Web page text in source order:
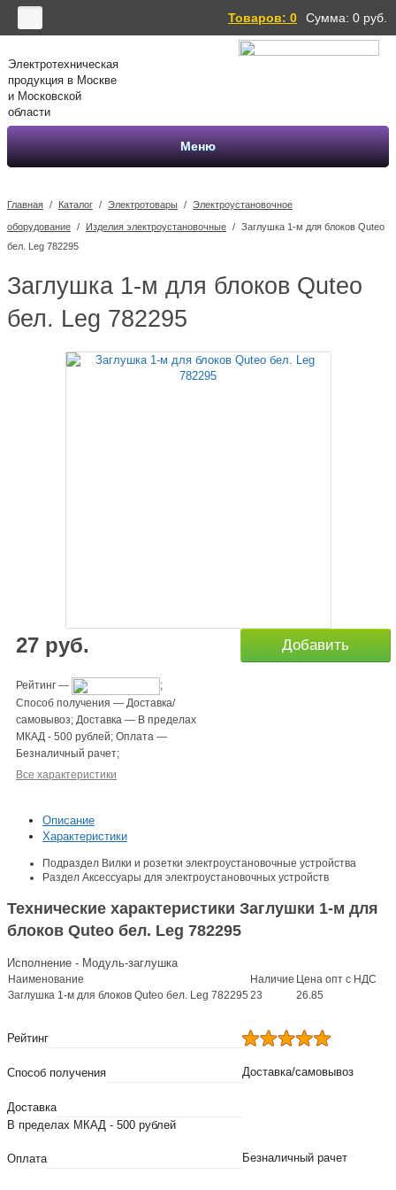
Товаров: 0 Сумма: 0 руб.
Электротехническая
продукция в Москве
и Московской
области
Меню
Главная / Каталог / Электротовары / Электроустановочное
оборудование / Изделия электроустановочные / Заглушка 1-м для блоков Quteo
бел. Leg 782295
Заглушка 1-м для блоков Quteo
бел. Leg 782295
27 руб.
Рейтинг —
;
Способ получения — Доставка/
самовывоз; Доставка — В пределах
МКАД - 500 рублей; Оплата —
Безналичный рачет;
Все характеристики
Добавить
Описание
Характеристики
Подраздел Вилки и розетки электроустановочные устройства
Раздел Аксессуары для электроустановочных устройств
Технические характеристики Заглушки 1-м для
блоков Quteo бел. Leg 782295
Исполнение - Модуль-заглушка
Наименование Наличие Цена опт с НДС
Заглушка 1-м для блоков Quteo бел. Leg 782295 23 26.85
Рейтинг
Способ получения Доставка/самовывоз
Доставка
В пределах МКАД - 500 рублей
Оплата Безналичный рачет